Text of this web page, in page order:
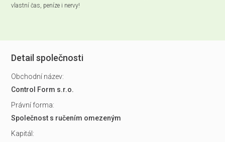
vlastní čas, peníze i nervy!
Detail společnosti
Obchodní název:
Control Form s.r.o.
Právní forma:
Společnost s ručením omezeným
Kapitál: